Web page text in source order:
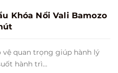
Khóa Nổi Vali Bamozo
vệ quan trọng giúp hành lý
hành trì...